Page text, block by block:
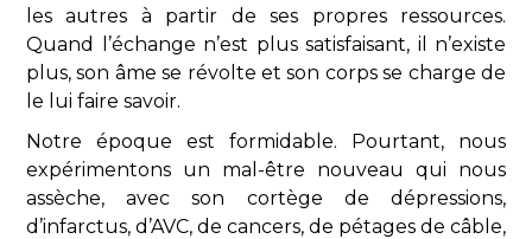
les autres à partir de ses propres ressources.
Quand l’échange n’est plus satisfaisant, il n’existe
plus, son âme se révolte et son corps se charge de
le lui faire savoir.
Notre époque est formidable. Pourtant, nous
expérimentons un mal-être nouveau qui nous
assèche, avec son cortège de dépressions,
d’infarctus, d’AVC, de cancers, de pétages de câble,